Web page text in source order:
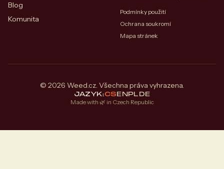
Blog
Komunita
Podmínky použití
Ochrana soukromí
Mapa stránek
© 2026 Weed.cz. Všechna práva vyhrazena.
JAZYK:CSENPLDE
Made with 🌿 in Czech Republic